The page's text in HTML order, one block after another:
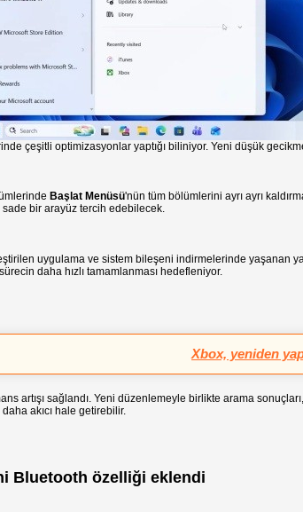
çeşitli optimizasyonlar yaptığı biliniyor. Yeni düşük
Başlat Menüsü'nün tüm bölümlerini ayrı ayrı
sade bir arayüz tercih edebilecek.
uygulama ve sistem bileşeni indirmelerinde yaşanan
daha hızlı tamamlanması hedefleniyor.
Xbox, yeniden
artışı sağlandı. Yeni düzenlemeyle birlikte arama
akıcı hale getirebilir.
Bluetooth özelliği eklendi